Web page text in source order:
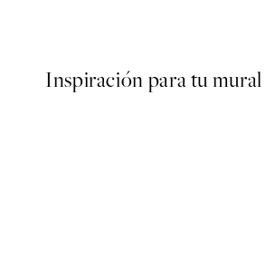
Inspiración para tu mural